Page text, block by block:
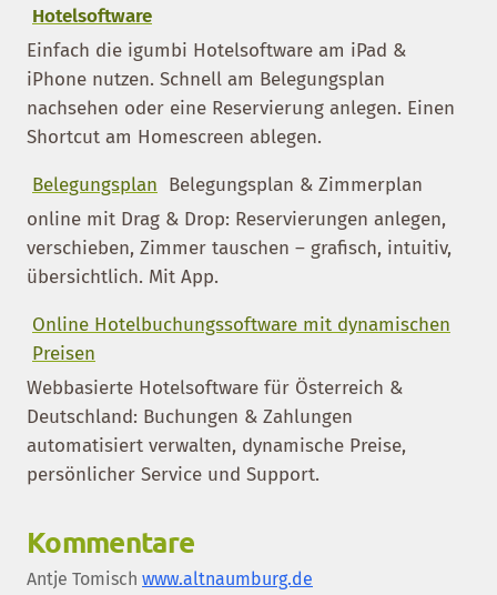
Hotelsoftware
Einfach die igumbi Hotelsoftware am iPad &
iPhone nutzen. Schnell am Belegungsplan
nachsehen oder eine Reservierung anlegen. Einen
Shortcut am Homescreen ablegen.
Belegungsplan Belegungsplan & Zimmerplan
online mit Drag & Drop: Reservierungen anlegen,
verschieben, Zimmer tauschen – grafisch, intuitiv,
übersichtlich. Mit App.
Online Hotelbuchungssoftware mit dynamischen
Preisen
Webbasierte Hotelsoftware für Österreich &
Deutschland: Buchungen & Zahlungen
automatisiert verwalten, dynamische Preise,
persönlicher Service und Support.
Kommentare
Antje Tomisch www.altnaumburg.de